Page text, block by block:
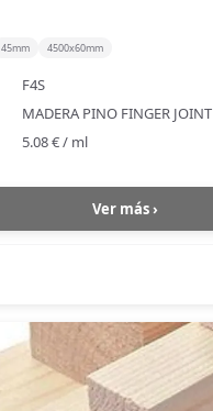
45mm 4500x60mm
F4S
MADERA PINO FINGER JOINT
5.08 €/ ml
Ver más ›